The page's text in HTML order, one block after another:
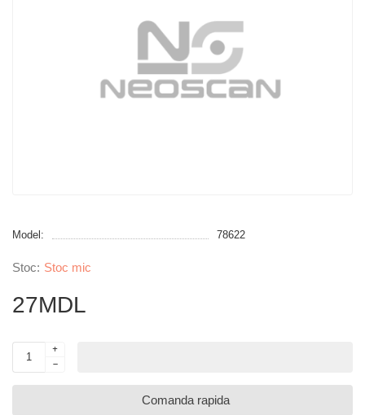
Model: 78622
Stoc mic
27MDL
Comanda rapida